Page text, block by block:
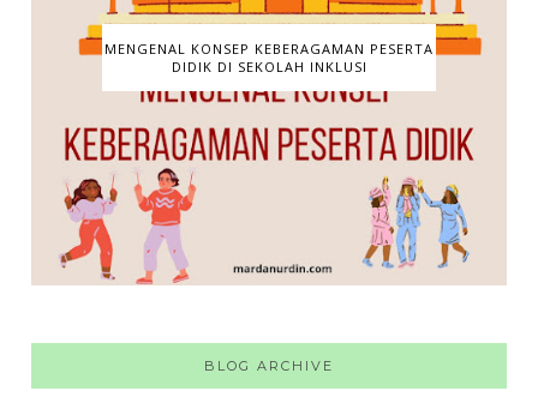
MENGENAL KONSEP KEBERAGAMAN PESERTA
DIDIK DI SEKOLAH INKLUSI
BLOG ARCHIVE